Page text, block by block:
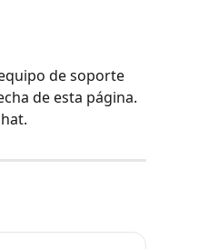
de soporte
de esta página.